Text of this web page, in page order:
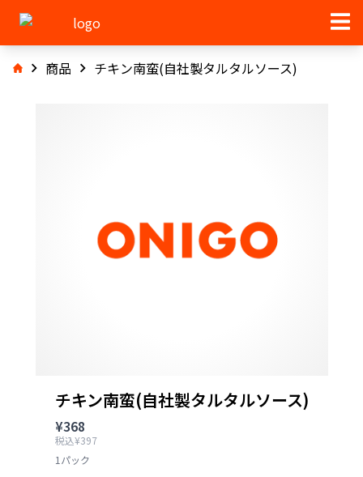
商品 チキン南蛮(自社製タルタルソース)
チキン南蛮(自社製タルタルソース)
¥368
税込¥397
1パック